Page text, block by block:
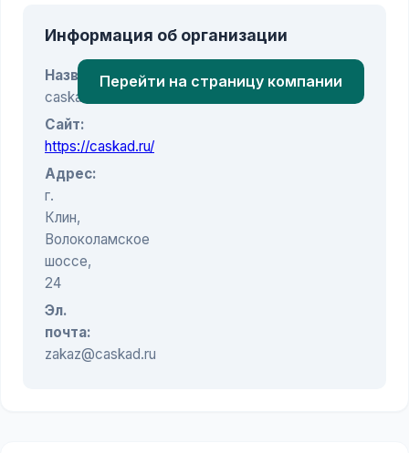
Информация об организации
Название:
caskad.ru
Сайт:
https://caskad.ru/
Адрес:
г.
Клин,
Волоколамское
шоссе,
24
Эл.
почта:
zakaz@caskad.ru
Перейти на страницу компании